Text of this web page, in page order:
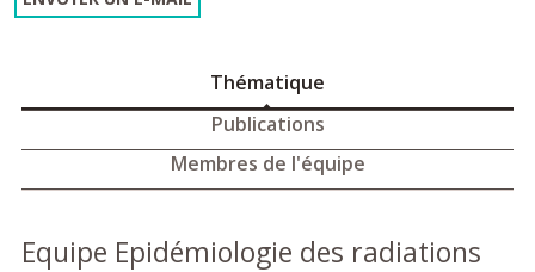
Thématique
Publications
Membres de l'équipe
Equipe Epidémiologie des radiations